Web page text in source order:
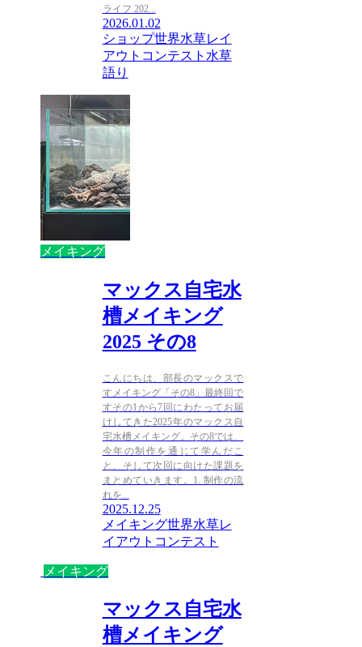
ライフ 202...
2026.01.02
ショップ世界水草レイ
アウトコンテスト 水草
語り
メイキング
マックス自宅水
槽メイキング
2025 その8
こんにちは、部長のマックスで
すメイキング「その8」最終回で
すその1から7回にわたってお届
けしてきた2025年のマックス自
宅水槽メイキング。その8では、
今年の制作を通じて学んだこ
と、そして次回に向けた課題を
まとめていきます。1. 制作の流
れを...
2025.12.25
メイキング世界水草レ
イアウトコンテスト
メイキング
マックス自宅水
槽メイキング